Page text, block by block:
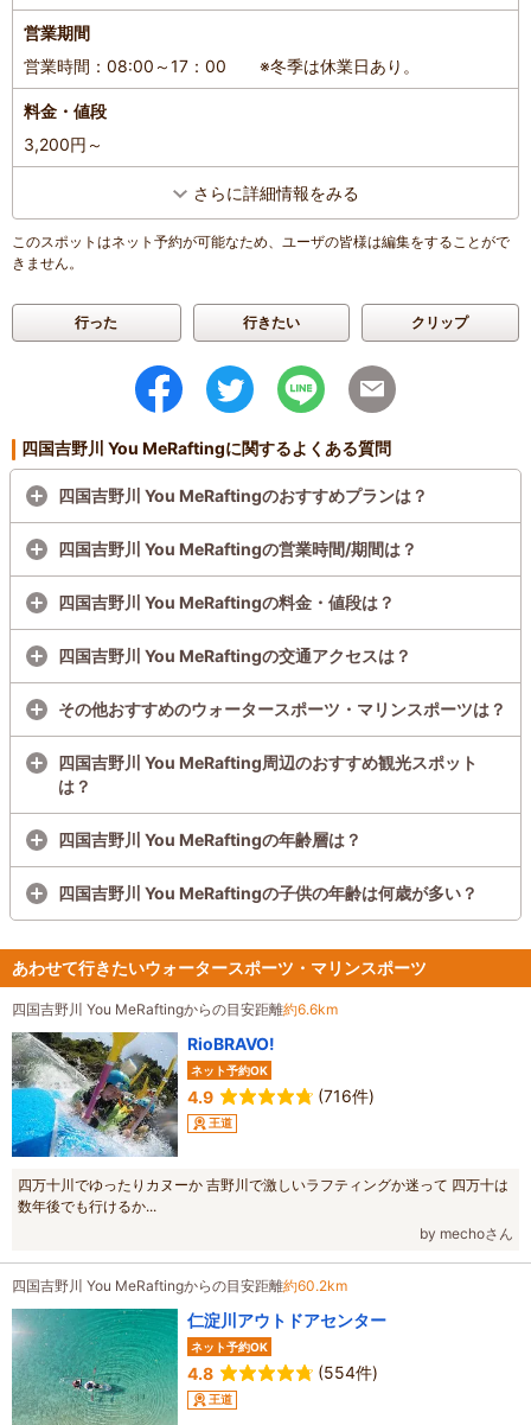
営業期間
営業時間：08:00～17：00 ※冬季は休業日あり。
料金・値段
3,200円～
さらに詳細情報をみる
このスポットはネット予約が可能なため、ユーザの皆様は編集をすることがで
きません。
行った 行きたい クリップ
四国吉野川 You MeRaftingに関するよくある質問
四国吉野川 You MeRaftingのおすすめプランは？
四国吉野川 You MeRaftingの営業時間/期間は？
四国吉野川 You MeRaftingの料金・値段は？
四国吉野川 You MeRaftingの交通アクセスは？
その他おすすめのウォータースポーツ・マリンスポーツは？
四国吉野川 You MeRafting周辺のおすすめ観光スポット
は？
四国吉野川 You MeRaftingの年齢層は？
四国吉野川 You MeRaftingの子供の年齢は何歳が多い？
あわせて行きたいウォータースポーツ・マリンスポーツ
四国吉野川 You MeRaftingからの目安距離約6.6km
RioBRAVO!
ネット予約OK
4.9 (716件)
王道
四万十川でゆったりカヌーか 吉野川で激しいラフティングか迷って 四万十は
数年後でも行けるか...
by mechoさん
四国吉野川 You MeRaftingからの目安距離約60.2km
仁淀川アウトドアセンター
ネット予約OK
4.8 (554件)
王道